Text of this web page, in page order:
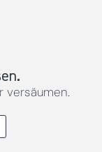
versäumen.